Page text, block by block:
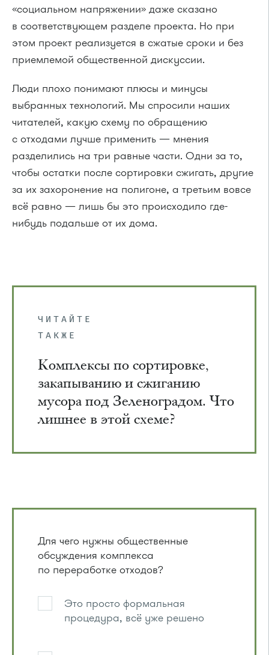
«социальном напряжении» даже сказано
в соответствующем разделе проекта. Но при
этом проект реализуется в сжатые сроки и без
приемлемой общественной дискуссии.
Люди плохо понимают плюсы и минусы
выбранных технологий. Мы спросили наших
читателей, какую схему по обращению
с отходами лучше применить — мнения
разделились на три равные части. Одни за то,
чтобы остатки после сортировки сжигать, другие
за их захоронение на полигоне, а третьим вовсе
всё равно — лишь бы это происходило где-
нибудь подальше от их дома.
ЧИТАЙТЕ
ТАКЖЕ
Комплексы по сортировке,
закапыванию и сжиганию
мусора под Зеленоградом. Что
лишнее в этой схеме?
Для чего нужны общественные
обсуждения комплекса
по переработке отходов?
Это просто формальная
процедура, всё уже решено